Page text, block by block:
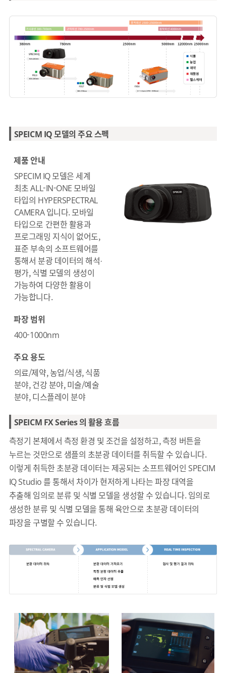
SPEICM IQ 모델의 주요 스펙
제품 안내
SPECIM IQ 모델은 세계
최초 ALL-IN-ONE 모바일
타입의 HYPERSPECTRAL
CAMERA 입니다. 모바일
타입으로 간편한 활용과
프로그래밍 지식이 없어도,
표준 부속의 소프트웨어를
통해서 분광 데이터의 해석·
평가, 식별 모델의 생성이
가능하여 다양한 활용이
가능합니다.
파장 범위
400-1000nm
주요 용도
의료/제약, 농업/식생, 식품
분야, 건강 분야, 미술/예술
분야, 디스플레이 분야
SPEICM FX Series 의 활용 흐름
측정기 본체에서 측정 환경 및 조건을 설정하고, 측정 버튼을
누르는 것만으로 샘플의 초분광 데이터를 취득할 수 있습니다.
이렇게 취득한 초분광 데이터는 제공되는 소프트웨어인 SPECIM
IQ Studio 를 통해서 차이가 현저하게 나타는 파장 대역을
추출해 임의로 분류 및 식별 모델을 생성할 수 있습니다. 임의로
생성한 분류 및 식별 모델을 통해 육안으로 초분광 데이터의
파장을 구별할 수 있습니다.